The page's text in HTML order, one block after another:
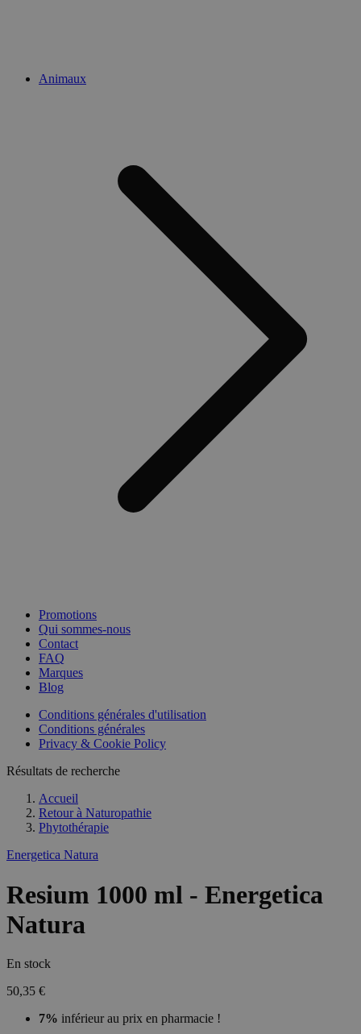
Animaux
Promotions
Qui sommes-nous
Contact
FAQ
Marques
Blog
Conditions générales d'utilisation
Conditions générales
Privacy & Cookie Policy
Résultats de recherche
Accueil
Retour à Naturopathie
Phytothérapie
Energetica Natura
Resium 1000 ml - Energetica
Natura
En stock
50,35 €
7% inférieur au prix en pharmacie !